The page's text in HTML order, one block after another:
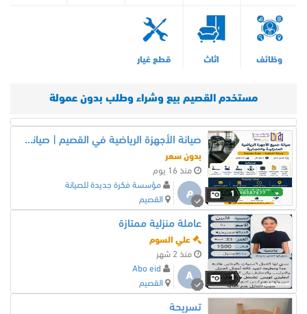
وظائف اثاث قطع غيار
مستخدم القصيم بيع وشراء وطلب بدون عمولة
1
صيانة الأجهزة الرياضية في القصيم | صيانة السير الكهربائي والأجهزة المنزلية والتجارية
بدون سعر
منذ 16 يوم
م
مؤسسة فكرة جديدة للصيانة
القصيم
1
عاملة منزلية ممتازة
علي السوم
منذ 2 شهر
A
Abo eid
القصيم
تسريحة